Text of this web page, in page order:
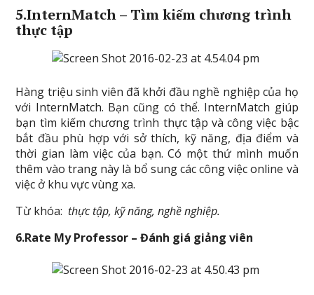
5.InternMatch – Tìm kiếm chương trình
thực tập
Hàng triệu sinh viên đã khởi đầu nghề nghiệp của họ
với InternMatch. Bạn cũng có thể. InternMatch giúp
bạn tìm kiếm chương trình thực tập và công việc bậc
bắt đầu phù hợp với sở thích, kỹ năng, địa điểm và
thời gian làm việc của bạn. Có một thứ mình muốn
thêm vào trang này là bổ sung các công việc online và
việc ở khu vực vùng xa.
Từ khóa: thực tập,kỹ năng, nghề nghiệp.
6.Rate My Professor – Đánh giá giảng viên